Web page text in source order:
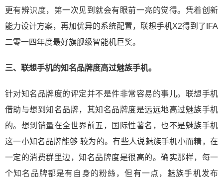
更有辨识度，第一次见到就会有眼前一亮的觉得。凭着创新
能力设计方案，再加优异的系统配置，联想手机X2得到了IFA
二零一四年度最好旗舰级智能机巨奖。
三、联想手机的知名品牌度高过魅族手机。
针对知名品牌度的评定并不是件非常容易的事儿。联想手机
借助与想到知名品牌，其知名品牌度是远远地高过魅族手机
的。想到销量在全世界前五，国际性著名，也不是魅族手机
这一小知名品牌能够 较为的。有些人说魅族手机小而精，在
一定的消费群里边，知名品牌度是很高的。确实那样，每一
个知名品牌都是有自身的粉絲，但有一点，魅族手机发布